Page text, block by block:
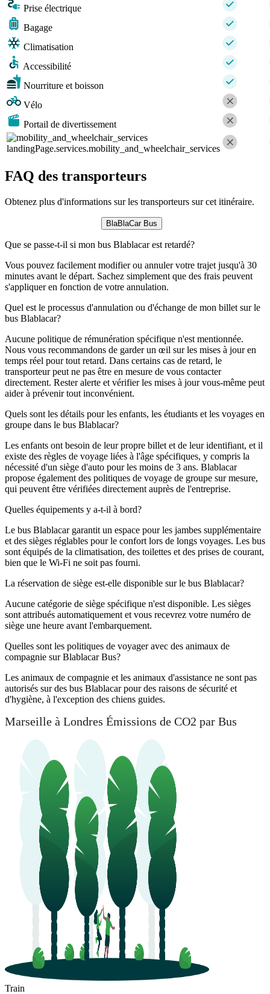
Prise électrique
Bagage
Climatisation
Accessibilité
Nourriture et boisson
Vélo
Portail de divertissement
landingPage.services.mobility_and_wheelchair_services
FAQ des transporteurs
Obtenez plus d'informations sur les transporteurs sur cet itinéraire.
BlaBlaCar Bus
Que se passe-t-il si mon bus Blablacar est retardé?
Vous pouvez facilement modifier ou annuler votre trajet jusqu'à 30
minutes avant le départ. Sachez simplement que des frais peuvent
s'appliquer en fonction de votre annulation.
Quel est le processus d'annulation ou d'échange de mon billet sur le
bus Blablacar?
Aucune politique de rémunération spécifique n'est mentionnée.
Nous vous recommandons de garder un œil sur les mises à jour en
temps réel pour tout retard. Dans certains cas de retard, le
transporteur peut ne pas être en mesure de vous contacter
directement. Rester alerte et vérifier les mises à jour vous-même peut
aider à prévenir tout inconvénient.
Quels sont les détails pour les enfants, les étudiants et les voyages en
groupe dans le bus Blablacar?
Les enfants ont besoin de leur propre billet et de leur identifiant, et il
existe des règles de voyage liées à l'âge spécifiques, y compris la
nécessité d'un siège d'auto pour les moins de 3 ans. Blablacar
propose également des politiques de voyage de groupe sur mesure,
qui peuvent être vérifiées directement auprès de l'entreprise.
Quelles équipements y a-t-il à bord?
Le bus Blablacar garantit un espace pour les jambes supplémentaire
et des sièges réglables pour le confort lors de longs voyages. Les bus
sont équipés de la climatisation, des toilettes et des prises de courant,
bien que le Wi-Fi ne soit pas fourni.
La réservation de siège est-elle disponible sur le bus Blablacar?
Aucune catégorie de siège spécifique n'est disponible. Les sièges
sont attribués automatiquement et vous recevrez votre numéro de
siège une heure avant l'embarquement.
Quelles sont les politiques de voyager avec des animaux de
compagnie sur Blablacar Bus?
Les animaux de compagnie et les animaux d'assistance ne sont pas
autorisés sur des bus Blablacar pour des raisons de sécurité et
d'hygiène, à l'exception des chiens guides.
Marseille à Londres Émissions de CO2 par Bus
Train